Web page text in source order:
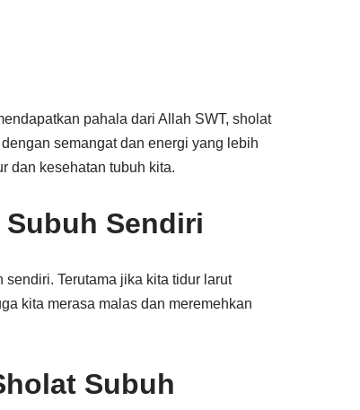
pahala dari Allah SWT, sholat
semangat dan energi yang lebih
dan kesehatan tubuh kita.
Sendiri
Terutama jika kita tidur larut
kita merasa malas dan meremehkan
Subuh